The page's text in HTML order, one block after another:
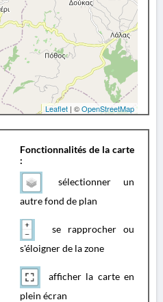
Leaflet | ©OpenStreetMap
Fonctionnalités de la carte
:
sélectionner un
autre fond de plan
se rapprocher ou
s'éloigner de la zone
afficher la carte en
plein écran